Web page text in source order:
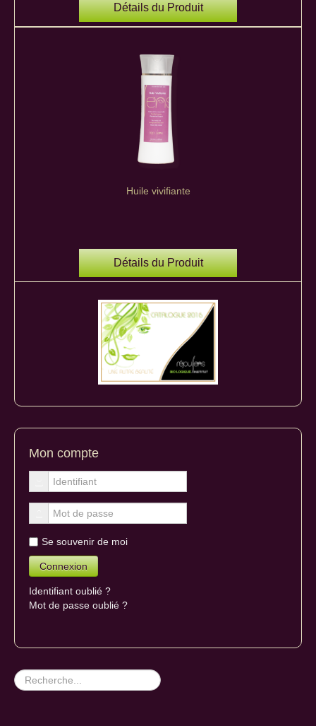
Détails du Produit
Huile vivifiante
Détails du Produit
Mon compte
Se souvenir de moi
Identifiant oublié ?
Mot de passe oublié ?
Rechercher